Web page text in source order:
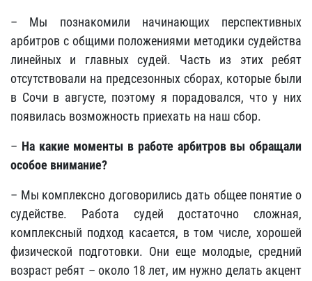
– Мы познакомили начинающих перспективных
арбитров с общими положениями методики судейства
линейных и главных судей. Часть из этих ребят
отсутствовали на предсезонных сборах, которые были
в Сочи в августе, поэтому я порадовался, что у них
появилась возможность приехать на наш сбор.
– На какие моменты в работе арбитров вы обращали
особое внимание?
– Мы комплексно договорились дать общее понятие о
судействе. Работа судей достаточно сложная,
комплексный подход касается, в том числе, хорошей
физической подготовки. Они еще молодые, средний
возраст ребят – около 18 лет, им нужно делать акцент